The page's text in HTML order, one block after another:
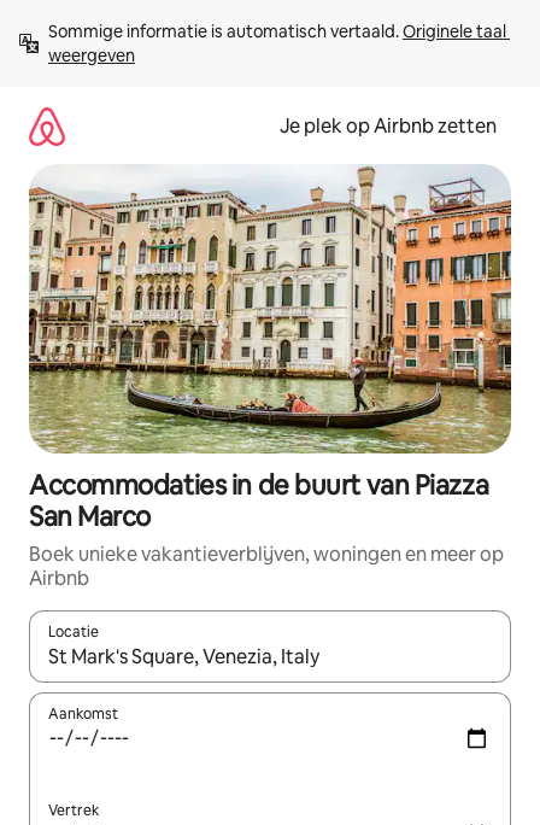
direct
naar
Sommige informatie is automatisch vertaald. Originele taal
weergeven
Je plek op Airbnb zetten
Accommodaties in de buurt van Piazza
San Marco
Boek unieke vakantieverblijven, woningen en meer op
Airbnb
Locatie
Wanneer er resultaten beschikbaar zijn, maak je een keuze
Aankomst
Vertrek